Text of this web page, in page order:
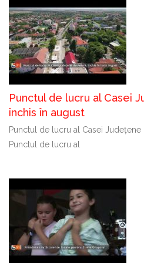
Punctul de lucru al Casei
închis în august
Punctul de lucru al Casei Județene
Punctul de lucru al